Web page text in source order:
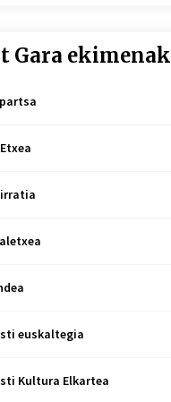
Gara ekimenak
euskaltegia
Kultura Elkartea